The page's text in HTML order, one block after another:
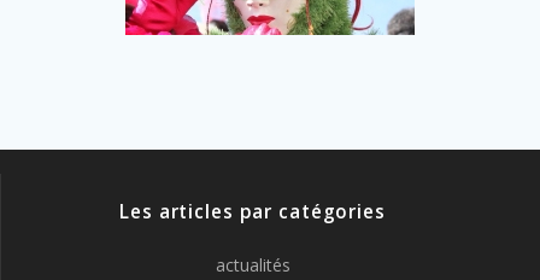
Les articles par catégories
actualités